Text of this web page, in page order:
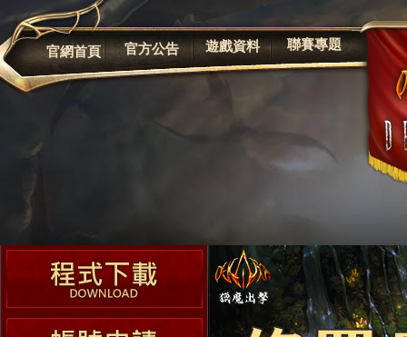
官網首頁 官方公告 遊戲資料 聯賽專題